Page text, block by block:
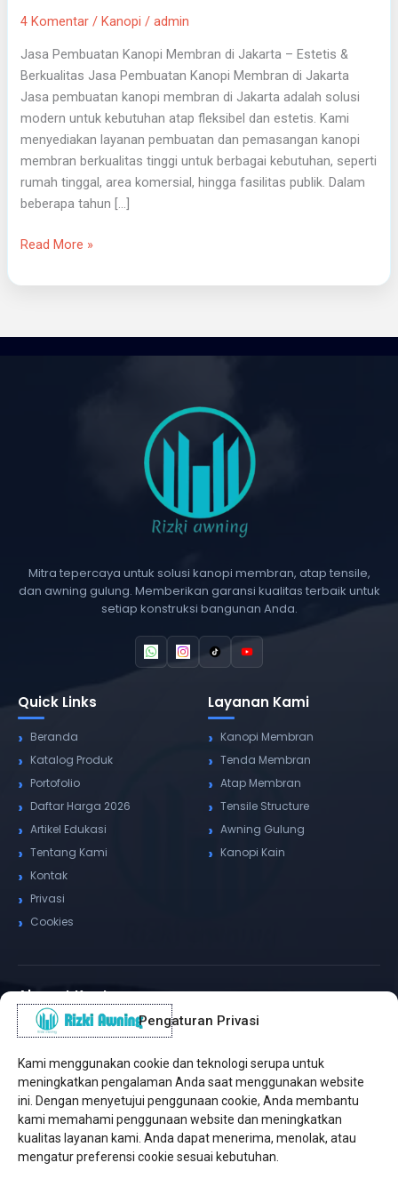
Pengaturan Privasi
Kami menggunakan cookie dan teknologi serupa untuk
meningkatkan pengalaman Anda saat menggunakan website
ini. Dengan menyetujui penggunaan cookie, Anda membantu
kami memahami penggunaan website dan meningkatkan
kualitas layanan kami. Anda dapat menerima, menolak, atau
mengatur preferensi cookie sesuai kebutuhan.
4 Komentar /Kanopi /admin
Jasa Pembuatan Kanopi Membran di Jakarta – Estetis &
Berkualitas Jasa Pembuatan Kanopi Membran di Jakarta
Jasa pembuatan kanopi membran di Jakarta adalah solusi
modern untuk kebutuhan atap fleksibel dan estetis. Kami
menyediakan layanan pembuatan dan pemasangan kanopi
membran berkualitas tinggi untuk berbagai kebutuhan, seperti
rumah tinggal, area komersial, hingga fasilitas publik. Dalam
beberapa tahun […]
Read More »
Mitra tepercaya untuk solusi kanopi membran, atap tensile,
dan awning gulung. Memberikan garansi kualitas terbaik untuk
setiap konstruksi bangunan Anda.
Quick Links
Beranda
Katalog Produk
Portofolio
Daftar Harga 2026
Artikel Edukasi
Tentang Kami
Kontak
Privasi
Cookies
Layanan Kami
Kanopi Membran
Tenda Membran
Atap Membran
Tensile Structure
Awning Gulung
Kanopi Kain
Alamat Kantor
✆ WhatsApp / Telepon
Pusat Sukabumi
Sukamanis, Kadudampit, Sukabumi
Cabang Jakarta
Kembangan, Jakarta Barat